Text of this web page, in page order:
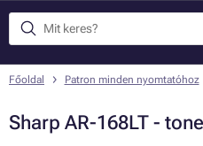
Főoldal Patron minden nyomtatóhoz
Sharp AR-168LT -